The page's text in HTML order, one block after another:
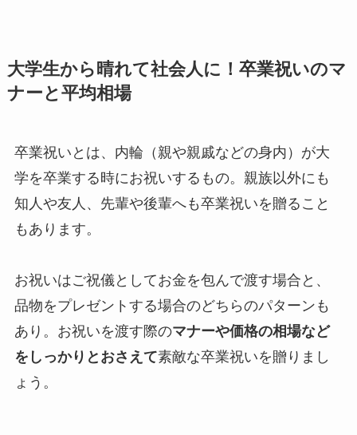
大学生から晴れて社会人に！卒業祝いのマ
ナーと平均相場
卒業祝いとは、内輪（親や親戚などの身内）が大
学を卒業する時にお祝いするもの。親族以外にも
知人や友人、先輩や後輩へも卒業祝いを贈ること
もあります。
お祝いはご祝儀としてお金を包んで渡す場合と、
品物をプレゼントする場合のどちらのパターンも
あり。お祝いを渡す際のマナーや価格の相場など
をしっかりとおさえて素敵な卒業祝いを贈りまし
ょう。